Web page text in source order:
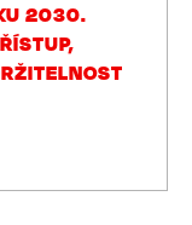
2030.